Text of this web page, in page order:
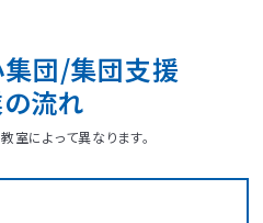
集団/集団支援
流れ
室によって異なります。
室
市見沼区
ま市緑区
郷市
代市
川市
山市
宿区
立区
野市
市中央区
中原区
木市
市緑区
市瑞穂区
市中村区
室
槻市
阪市
津市
路市
宮市
中央区
市青葉区
市南区
市西区
市東区
日市